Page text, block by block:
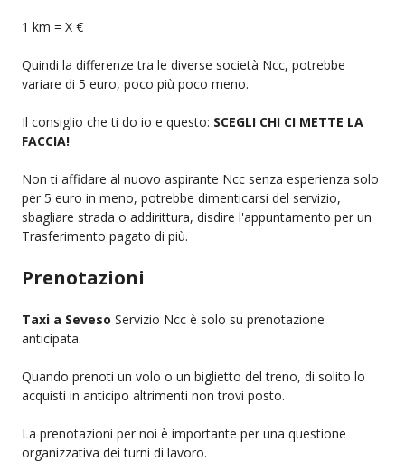
1 km = X €
Quindi la differenze tra le diverse società Ncc, potrebbe
variare di 5 euro, poco più poco meno.
Il consiglio che ti do io e questo: SCEGLI CHI CI METTE LA
FACCIA!
Non ti affidare al nuovo aspirante Ncc senza esperienza solo
per 5 euro in meno, potrebbe dimenticarsi del servizio,
sbagliare strada o addirittura, disdire l'appuntamento per un
Trasferimento pagato di più.
Prenotazioni
Taxi a Seveso Servizio Ncc è solo su prenotazione
anticipata.
Quando prenoti un volo o un biglietto del treno, di solito lo
acquisti in anticipo altrimenti non trovi posto.
La prenotazioni per noi è importante per una questione
organizzativa dei turni di lavoro.